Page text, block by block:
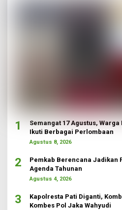
1
Semangat 17 Agustus,
Ikuti Berbagai Perlombaan
Agustus 8, 2026
2
Pemkab Berencana Jadikan
Agenda Tahunan
Agustus 4, 2026
3
Kapolresta Pati Diganti,
Kombes Pol Jaka Wahyudi